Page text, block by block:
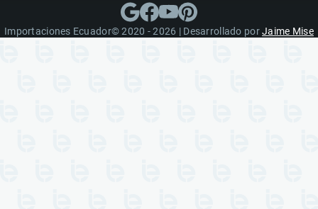
Importaciones Ecuador© 2020 - 2026 | Desarrollado porJaime Mise